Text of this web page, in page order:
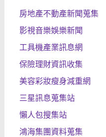
房地產不動產新聞蒐集
影視音樂娛樂新聞
工具機產業訊息網
保險理財資訊收集
美容彩妝瘦身減重網
三星訊息蒐集站
懶人包搜集站
鴻海集團資料蒐集